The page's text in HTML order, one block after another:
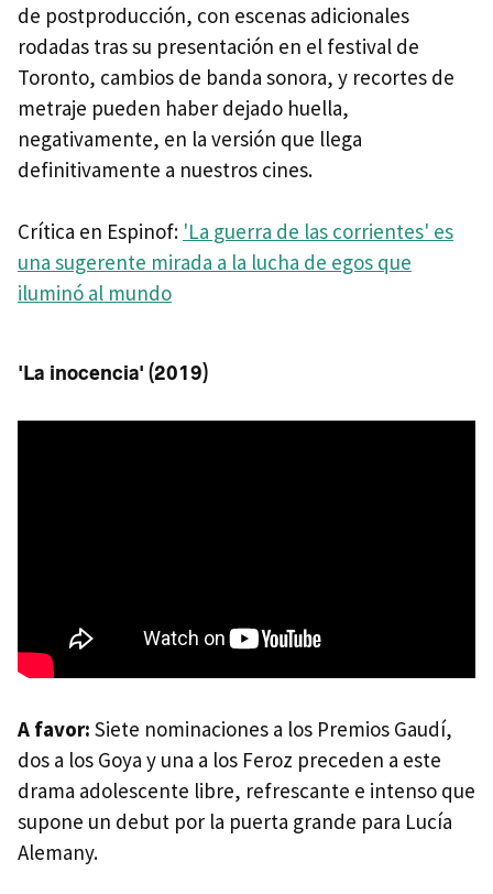
de postproducción, con escenas adicionales
rodadas tras su presentación en el festival de
Toronto, cambios de banda sonora, y recortes de
metraje pueden haber dejado huella,
negativamente, en la versión que llega
definitivamente a nuestros cines.
Crítica en Espinof: 'La guerra de las corrientes' es
una sugerente mirada a la lucha de egos que
iluminó al mundo
'La inocencia' (2019)
A favor: Siete nominaciones a los Premios Gaudí,
dos a los Goya y una a los Feroz preceden a este
drama adolescente libre, refrescante e intenso que
supone un debut por la puerta grande para Lucía
Alemany.